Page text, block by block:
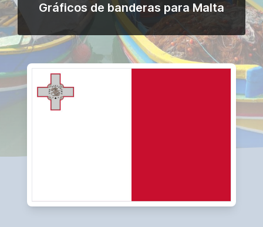
Gráficos de banderas para Malta